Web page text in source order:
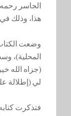
الجاسر رحمه
هذا، وذلك في عام 1325هـ أو
وضعت
المحلية)،
(جزاه الله
لي (إطلالة
فتذكرت